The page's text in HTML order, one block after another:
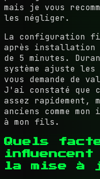
mais je vous
les négliger.
La configuration
après installation
de 5 minutes.
système ajuste
vous demande de
J'ai constaté que
assez rapidement,
anciens comme
à mon fils.
Quels
la mise à